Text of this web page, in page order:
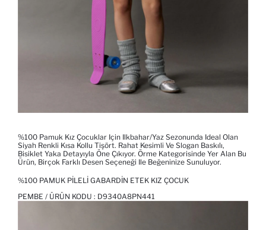
%100 Pamuk Kız Çocuklar Için Ilkbahar/yaz Sezonunda Ideal Olan
Siyah Renkli Kısa Kollu Tişört. Rahat Kesimli Ve Slogan Baskılı,
Bisiklet Yaka Detayıyla Öne Çıkıyor. Örme Kategorisinde Yer Alan Bu
Ürün, Birçok Farklı Desen Seçeneği Ile Beğeninize Sunuluyor.
%100 PAMUK PILELI GABARDIN ETEK KIZ ÇOCUK
PEMBE / ÜRÜN KODU : D9340A8PN441